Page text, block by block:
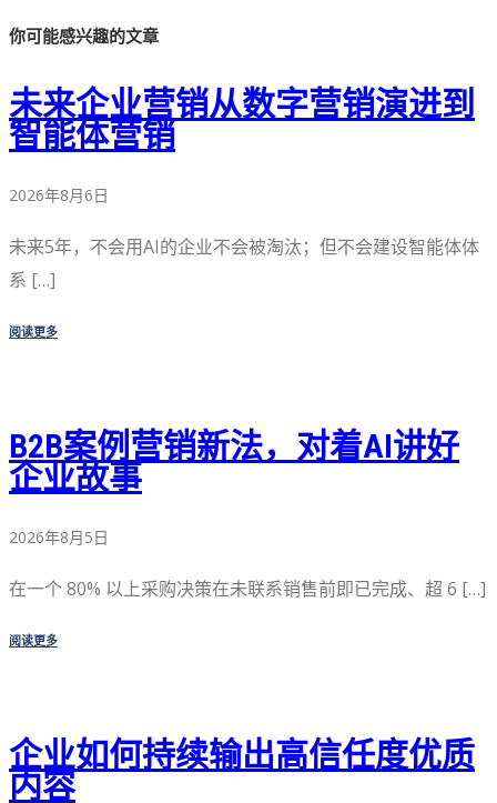
你可能感兴趣的文章
未来企业营销从数字营销演进到
智能体营销
2026年8月6日
未来5年，不会用AI的企业不会被淘汰；但不会建设智能体体
系 […]
阅读更多
B2B案例营销新法，对着AI讲好
企业故事
2026年8月5日
在一个 80% 以上采购决策在未联系销售前即已完成、超 6 […]
阅读更多
企业如何持续输出高信任度优质
内容